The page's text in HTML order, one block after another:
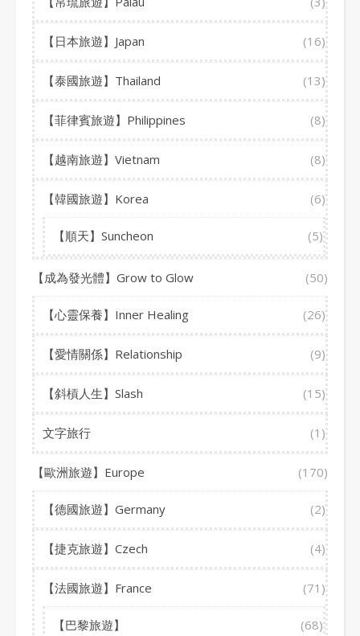
【日本旅遊】Japan (16)
【泰國旅遊】Thailand (13)
【菲律賓旅遊】Philippines (8)
【越南旅遊】Vietnam (8)
【韓國旅遊】Korea (6)
【順天】Suncheon (5)
【成為發光體】Grow to Glow (50)
【心靈保養】Inner Healing (26)
【愛情關係】Relationship (9)
【斜槓人生】Slash (15)
文字旅行 (1)
【歐洲旅遊】Europe (170)
【德國旅遊】Germany (2)
【捷克旅遊】Czech (4)
【法國旅遊】France (71)
【巴黎旅遊】 (68)